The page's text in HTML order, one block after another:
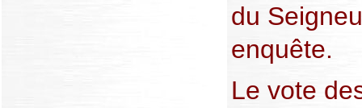
du
enquête.
Le vote